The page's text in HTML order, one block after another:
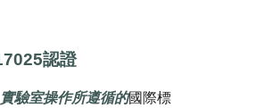
認證
實驗室操作所遵循的國際標